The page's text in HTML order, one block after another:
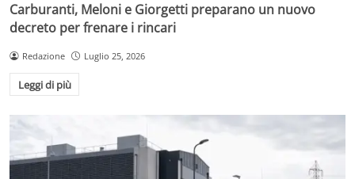
Carburanti, Meloni e Giorgetti preparano un nuovo
decreto per frenare i rincari
Redazione Luglio 25, 2026
Leggi di più